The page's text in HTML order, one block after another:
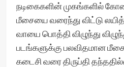
நடிகைகளின் முகங்களில்
மீசையை வரைந்து விட்டு
வாயை பொத்தி விழுந்து
படங்களுக்கு பலவிதமான
கடைசி வரை திருப்தி